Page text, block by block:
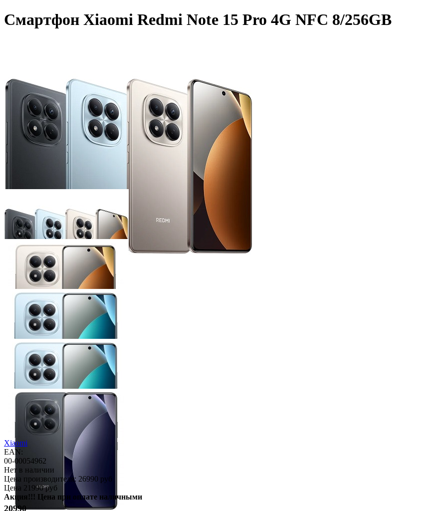
Смартфон Xiaomi Redmi Note 15 Pro 4G NFC 8/256GB
Xiaomi
EAN:
00-00054962
Нет в наличии
Цена производителя: 26990 руб
Цена 21990 руб
Акция!!! Цена при оплате наличными
20990